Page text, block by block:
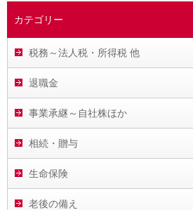
カテゴリー
税務～法人税・所得税 他
退職金
事業承継～自社株ほか
相続・贈与
生命保険
老後の備え